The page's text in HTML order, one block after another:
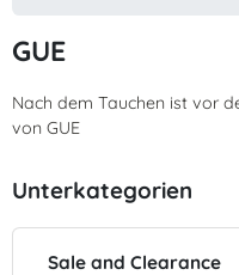
GUE
Nach dem Tauchen ist vor
von GUE
Unterkategorien
Sale and Clearance